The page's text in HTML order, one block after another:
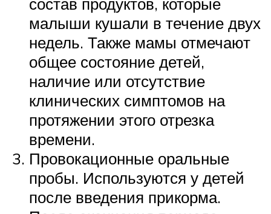
малыши кушали в течение двух
недель. Также мамы отмечают
общее состояние детей,
наличие или отсутствие
клинических симптомов на
протяжении этого отрезка
времени.
Провокационные оральные
пробы. Используются у детей
после введения прикорма.